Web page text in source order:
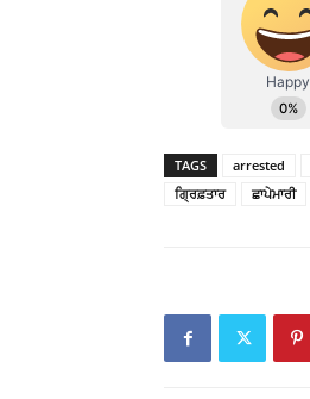
TAGS arrested
ਗ੍ਰਿਫ਼ਤਾਰ
ਛਾਪੇਮਾਰੀ